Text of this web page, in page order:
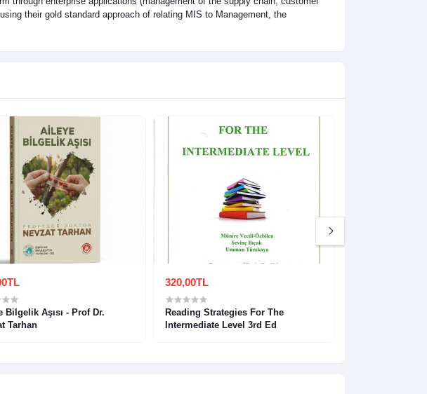
their gold standard approach of relating MIS to Management, the
Bilgelik Aşısı - Prof Dr.
Tarhan
320,00TL
Reading Strategies For The
Intermediate Level 3rd Ed